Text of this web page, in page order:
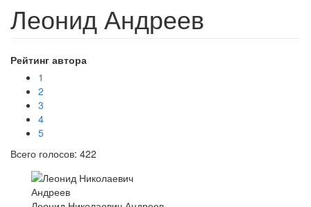
Леонид Андреев
Рейтинг автора
1
2
3
4
5
Всего голосов: 422